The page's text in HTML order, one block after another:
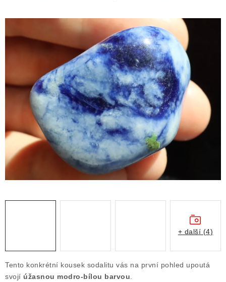
SLEVY
ÚČINKY
KRYSTALY
ČLÁNKY
NALEZIŠTĚ
NÁŠ PŘÍBĚH
Ochrana osobních údajů
Tento konkrétní kousek sodalitu vás na první pohled upoutá
svojí úžasnou modro-bílou barvou
+ další (4)